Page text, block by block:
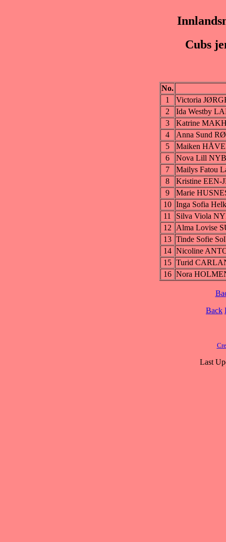
Cubs
No.
1
Victoria
2
Ida Westby
3
Katrine
4
Anna Sund
5
Maiken
6
Nova Lill
7
Mailys Fatou
8
Kristine EEN-
9
Marie
10 Inga Sofia
11
Silva Viola
12 Alma Lovise
13 Tinde Sofie
14 Nicoline
15 Turid
16 Nora
Back
Last